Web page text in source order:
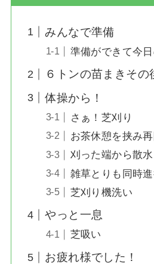
みんなで準備
準備ができて今
６トンの苗まきそ
体操から！
さぁ！芝刈り
お茶休憩を挟み
刈った端から散水
雑草とりも同時
芝刈り機洗い
やっと一息
芝吸い
お疲れ様でした！